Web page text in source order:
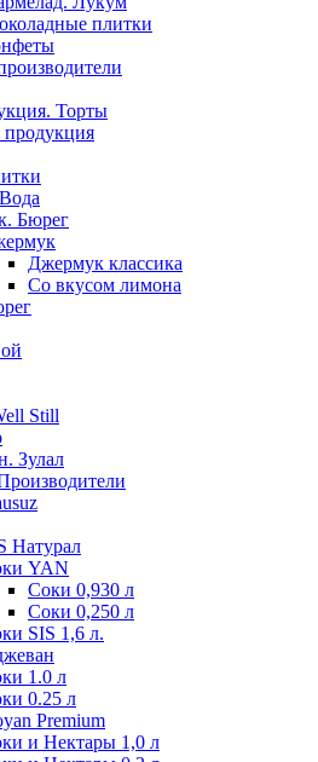
плитки
Торты
продукция
Бюрег
Джермук классика
Со вкусом лимона
Still
Зулал
Натурал
YAN
Соки 0,930 л
Соки 0,250 л
SIS 1,6 л.
1.0 л
0.25 л
Premium
и Нектары 1,0 л